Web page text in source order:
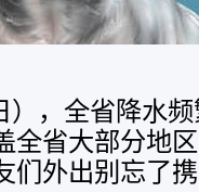
），全省降水
全省大部分地
们外出别忘了